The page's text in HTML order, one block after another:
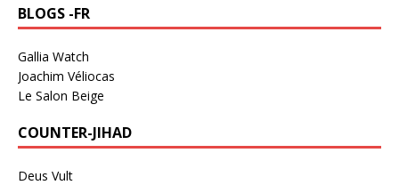
BLOGS -FR
Gallia Watch
Joachim Véliocas
Le Salon Beige
COUNTER-JIHAD
Deus Vult